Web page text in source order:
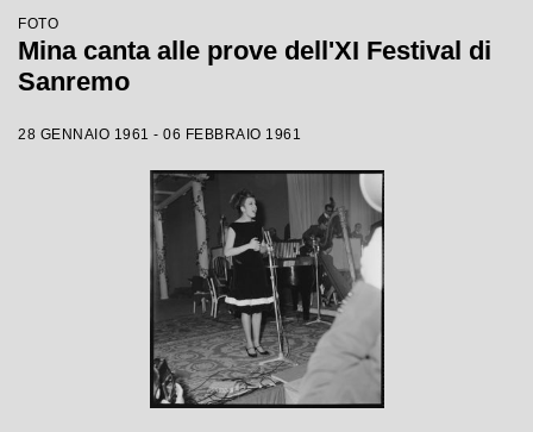
FOTO
Mina canta alle prove dell'XI Festival di
Sanremo
28 GENNAIO 1961 - 06 FEBBRAIO 1961